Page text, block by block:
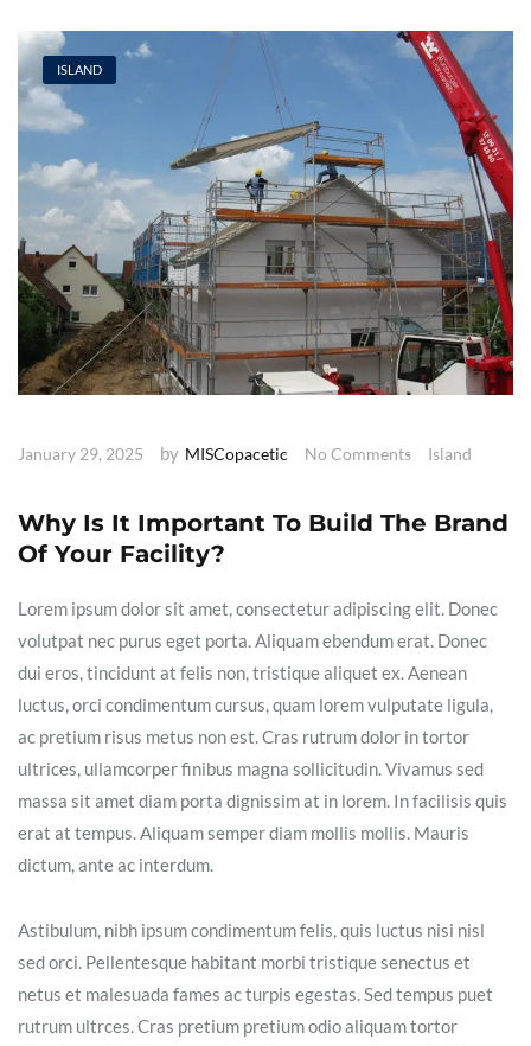
ISLAND
January 29, 2025 by MISCopacetic No Comments Island
Why Is It Important To Build The Brand
Of Your Facility?
Lorem ipsum dolor sit amet, consectetur adipiscing elit. Donec
volutpat nec purus eget porta. Aliquam ebendum erat. Donec
dui eros, tincidunt at felis non, tristique aliquet ex. Aenean
luctus, orci condimentum cursus, quam lorem vulputate ligula,
ac pretium risus metus non est. Cras rutrum dolor in tortor
ultrices, ullamcorper finibus magna sollicitudin. Vivamus sed
massa sit amet diam porta dignissim at in lorem. In facilisis quis
erat at tempus. Aliquam semper diam mollis mollis. Mauris
dictum, ante ac interdum.
Astibulum, nibh ipsum condimentum felis, quis luctus nisi nisl
sed orci. Pellentesque habitant morbi tristique senectus et
netus et malesuada fames ac turpis egestas. Sed tempus puet
rutrum ultrces. Cras pretium pretium odio aliquam tortor